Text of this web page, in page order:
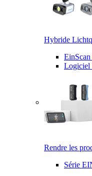
Hybride
Logiciel
Rendre les
Série